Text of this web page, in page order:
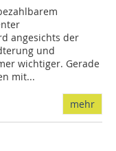
angesichts der
und
wichtiger. Gerade
mit...
mehr